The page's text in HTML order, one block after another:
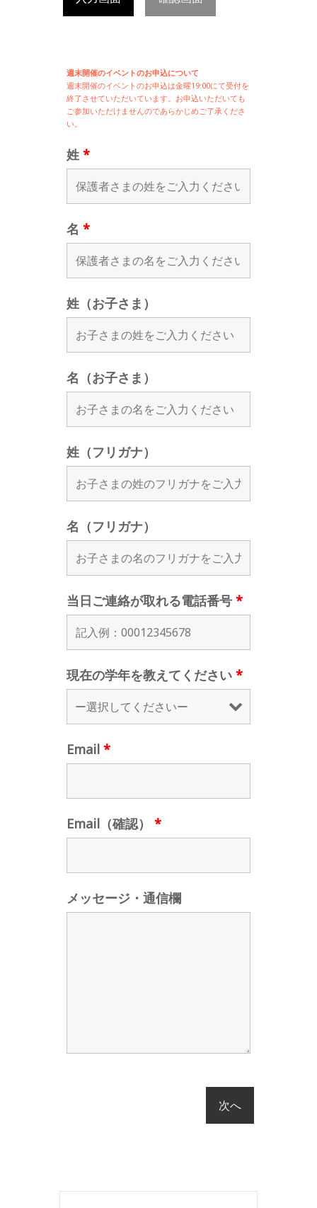
週末開催のイベントのお申込について
週末開催のイベントのお申込は金曜19:00にて受付を
終了させていただいています。お申込いただいても
ご参加いただけませんのであらかじめご了承くださ
い。
姓 *
名 *
姓（お子さま）
名（お子さま）
姓（フリガナ）
名（フリガナ）
当日ご連絡が取れる電話番号 *
現在の学年を教えてください *
Email *
Email（確認） *
メッセージ・通信欄